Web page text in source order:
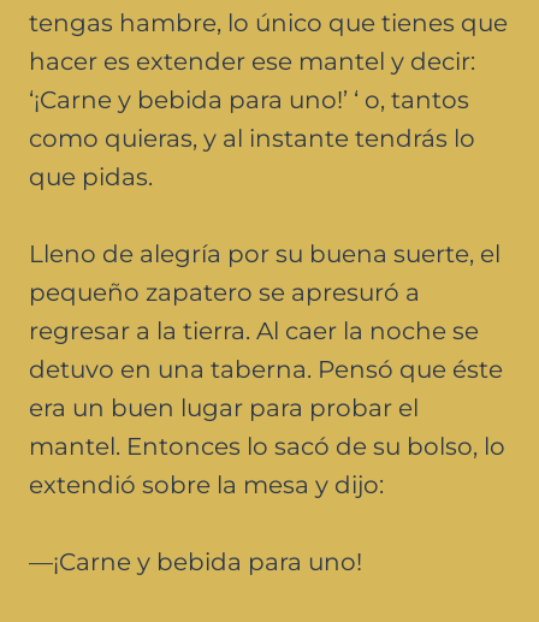
tengas hambre, lo único que tienes que
hacer es extender ese mantel y decir:
‘¡Carne y bebida para uno!’ ‘ o, tantos
como quieras, y al instante tendrás lo
que pidas.
Lleno de alegría por su buena suerte, el
pequeño zapatero se apresuró a
regresar a la tierra. Al caer la noche se
detuvo en una taberna. Pensó que éste
era un buen lugar para probar el
mantel. Entonces lo sacó de su bolso, lo
extendió sobre la mesa y dijo:
—¡Carne y bebida para uno!